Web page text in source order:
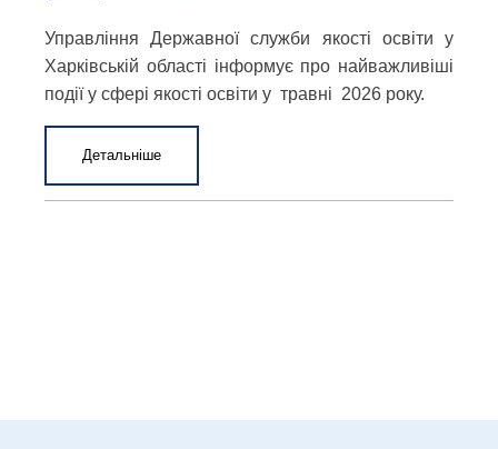
Управління Державної служби якості освіти у
Харківській області інформує про найважливіші
події у сфері якості освіти у травні 2026 року.
Детальніше